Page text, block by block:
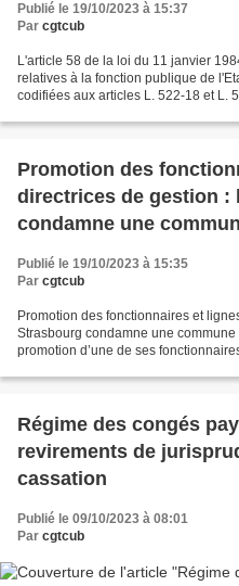
Publié le 19/10/2023 à 15:37
Par cgtcub
L'article 58 de la loi du 11 janvier
relatives à la fonction publique de
codifiées aux articles L. 522-18 et L.
Promotion des
directrices de gestion :
condamne une
Publié le 19/10/2023 à 15:35
Par cgtcub
Promotion des fonctionnaires et
Strasbourg condamne une
promotion d’une de ses
Régime des congés
revirements de
cassation
Publié le 09/10/2023 à 08:01
Par cgtcub